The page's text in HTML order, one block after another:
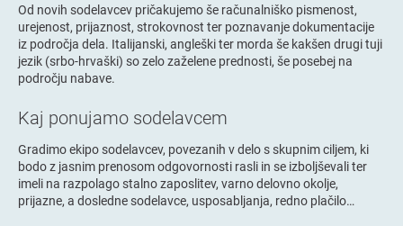
Od novih sodelavcev pričakujemo še računalniško pismenost,
urejenost, prijaznost, strokovnost ter poznavanje dokumentacije
iz področja dela. Italijanski, angleški ter morda še kakšen drugi tuji
jezik (srbo-hrvaški) so zelo zaželene prednosti, še posebej na
področju nabave.
Kaj ponujamo sodelavcem
Gradimo ekipo sodelavcev, povezanih v delo s skupnim ciljem, ki
bodo z jasnim prenosom odgovornosti rasli in se izboljševali ter
imeli na razpolago stalno zaposlitev, varno delovno okolje,
prijazne, a dosledne sodelavce, usposabljanja, redno plačilo…